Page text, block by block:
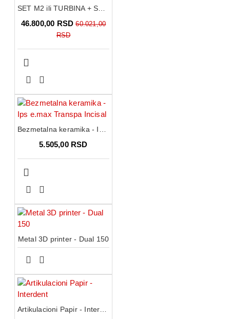
46.800,00 RSD 60.021,00
RSD
5.505,00 RSD
Metal 3D printer - Dual 150